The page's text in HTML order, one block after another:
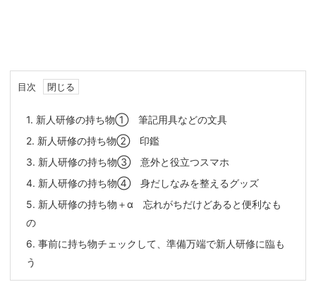
目次
1. 新人研修の持ち物① 筆記用具などの文具
2. 新人研修の持ち物② 印鑑
3. 新人研修の持ち物③ 意外と役立つスマホ
4. 新人研修の持ち物④ 身だしなみを整えるグッズ
5. 新人研修の持ち物＋α 忘れがちだけどあると便利なも
の
6. 事前に持ち物チェックして、準備万端で新人研修に臨も
う